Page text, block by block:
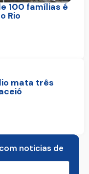
100 famílias é
Rio
mata três
noticias de